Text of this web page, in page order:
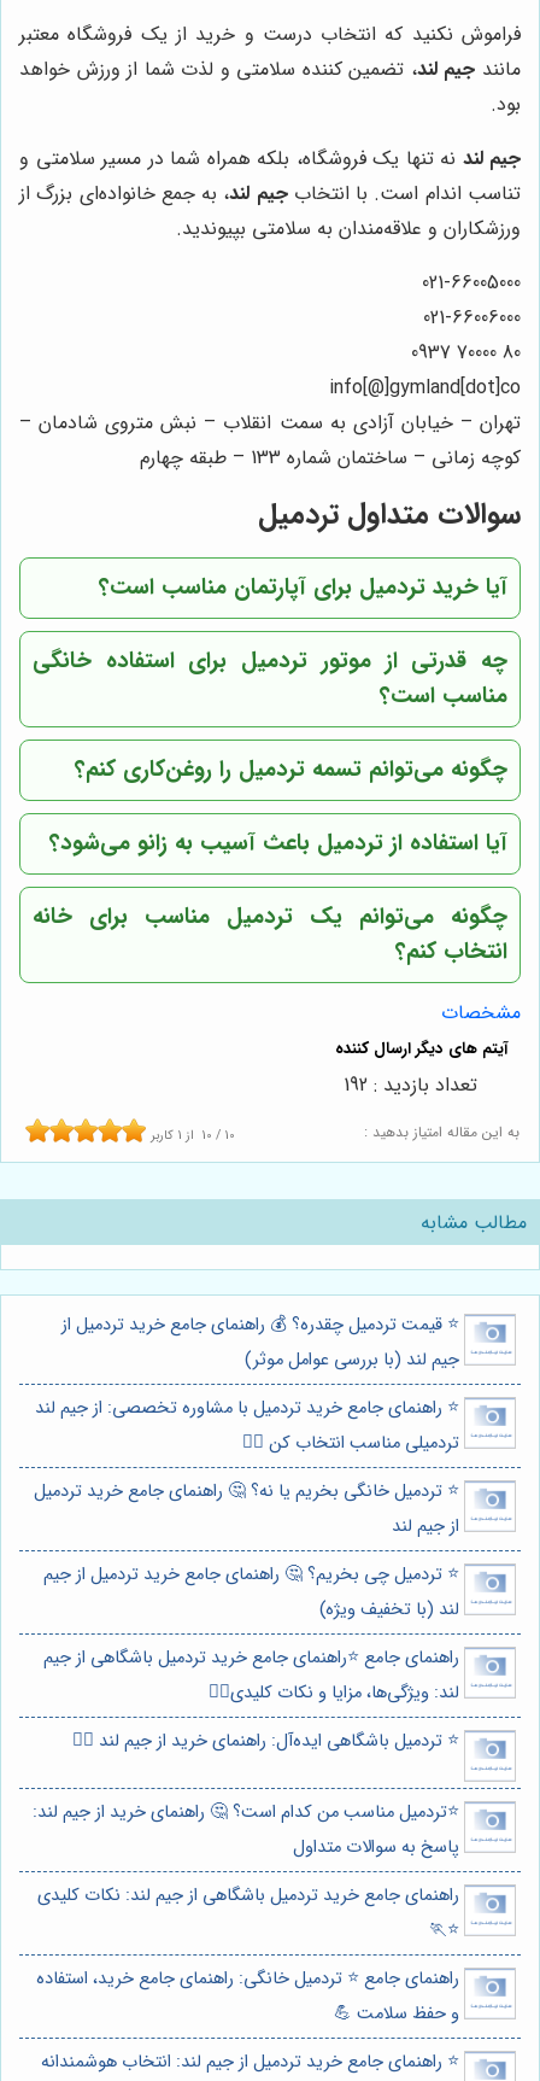
فراموش نکنید که انتخاب درست و خرید از یک فروشگاه معتبر
مانند جیم لند، تضمین کننده سلامتی و لذت شما از ورزش خواهد
بود.
جیم لند نه تنها یک فروشگاه، بلکه همراه شما در مسیر سلامتی و
تناسب اندام است. با انتخابجیم لند، به جمع خانواده‌ای بزرگ از
ورزشکاران و علاقه‌مندان به سلامتی بپیوندید.
021-66005000
021-66006000
80 70000 0937
info[@]gymland[dot]co
تهران – خیابان آزادی به سمت انقلاب – نبش متروی شادمان –
کوچه زمانی – ساختمان شماره 133 – طبقه چهارم
سوالات متداول تردمیل
آیا خرید تردمیل برای آپارتمان مناسب است؟
چه قدرتی از موتور تردمیل برای استفاده خانگی
مناسب است؟
چگونه می‌توانم تسمه تردمیل را روغن‌کاری کنم؟
آیا استفاده از تردمیل باعث آسیب به زانو می‌شود؟
چگونه می‌توانم یک تردمیل مناسب برای خانه
انتخاب کنم؟
مشخصات
به این مقاله امتیاز بدهید : 10 / 10 از 1 کاربر
تعداد بازدید : 192
مطالب مشابه
⭐️ قیمت تردمیل چقدره؟ 💰 راهنمای جامع خرید تردمیل از
جیم لند (با بررسی عوامل موثر)
⭐️ راهنمای جامع خرید تردمیل با مشاوره تخصصی: از جیم لند
تردمیلی مناسب انتخاب کن 🏃‍♀️
⭐️ تردمیل خانگی بخریم یا نه؟ 🤔 راهنمای جامع خرید تردمیل
از جیم لند
⭐️ تردمیل چی بخریم؟ 🤔 راهنمای جامع خرید تردمیل از جیم
لند (با تخفیف ویژه)
راهنمای جامع ⭐️راهنمای جامع خرید تردمیل باشگاهی از جیم
لند: ویژگی‌ها، مزایا و نکات کلیدی🏃‍♂️
⭐️ تردمیل باشگاهی ایده‌آل: راهنمای خرید از جیم لند 🏃‍♂️
⭐️تردمیل مناسب من کدام است؟ 🤔 راهنمای خرید از جیم لند:
پاسخ به سوالات متداول
راهنمای جامع خرید تردمیل باشگاهی از جیم لند: نکات کلیدی
⭐️🏃
راهنمای جامع ⭐️ تردمیل خانگی: راهنمای جامع خرید، استفاده
و حفظ سلامت 💪
⭐️ راهنمای جامع خرید تردمیل از جیم لند: انتخاب هوشمندانه